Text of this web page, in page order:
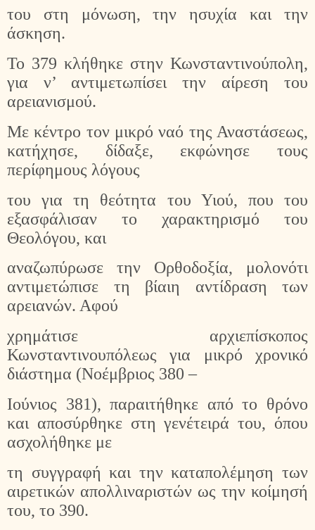
του στη μόνωση, την ησυχία και την
άσκηση.
Το 379 κλήθηκε στην Κωνσταντινούπολη,
για ν’ αντιμετωπίσει την αίρεση του
αρειανισμού.
Με κέντρο τον μικρό ναό της Αναστάσεως,
κατήχησε, δίδαξε, εκφώνησε τους
περίφημους λόγους
του για τη θεότητα του Υιού, που του
εξασφάλισαν το χαρακτηρισμό του
Θεολόγου, και
αναζωπύρωσε την Ορθοδοξία, μολονότι
αντιμετώπισε τη βίαιη αντίδραση των
αρειανών. Αφού
χρημάτισε αρχιεπίσκοπος
Κωνσταντινουπόλεως για μικρό χρονικό
διάστημα (Νοέμβριος 380 –
Ιούνιος 381), παραιτήθηκε από το θρόνο
και αποσύρθηκε στη γενέτειρά του, όπου
ασχολήθηκε με
τη συγγραφή και την καταπολέμηση των
αιρετικών απολλιναριστών ως την κοίμησή
του, το 390.